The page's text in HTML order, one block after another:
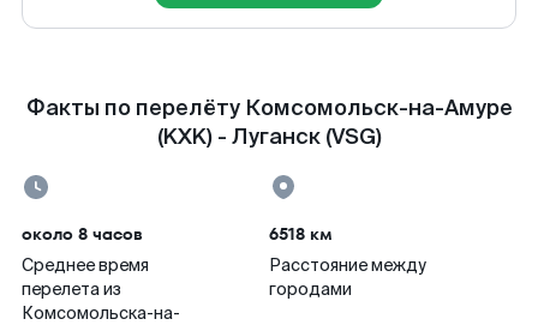
Факты по перелёту Комсомольск-на-Амуре
(KXK) - Луганск (VSG)
около 8 часов
Среднее время
перелета из
Комсомольска-на-
6518 км
Расстояние между
городами